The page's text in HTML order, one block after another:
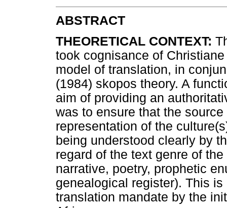
ABSTRACT
THEORETICAL CONTEXT:
took cognisance of
model of translation, in
(1984) skopos theory. A
aim of providing an
was to ensure that the
representation of the
being understood clearly by
regard of the text genre of
narrative, poetry, prophetic
genealogical register). This
translation mandate by the